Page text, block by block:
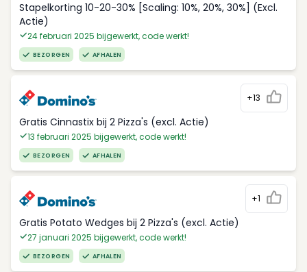
Stapelkorting 10-20-30% [Scaling: 10%, 20%, 30%] (Excl.
Actie)
24 februari 2025 bijgewerkt, code werkt!
BEZORGEN AFHALEN
+13
Gratis Cinnastix bij 2 Pizza's (excl. Actie)
13 februari 2025 bijgewerkt, code werkt!
BEZORGEN AFHALEN
+1
Gratis Potato Wedges bij 2 Pizza's (excl. Actie)
27 januari 2025 bijgewerkt, code werkt!
BEZORGEN AFHALEN